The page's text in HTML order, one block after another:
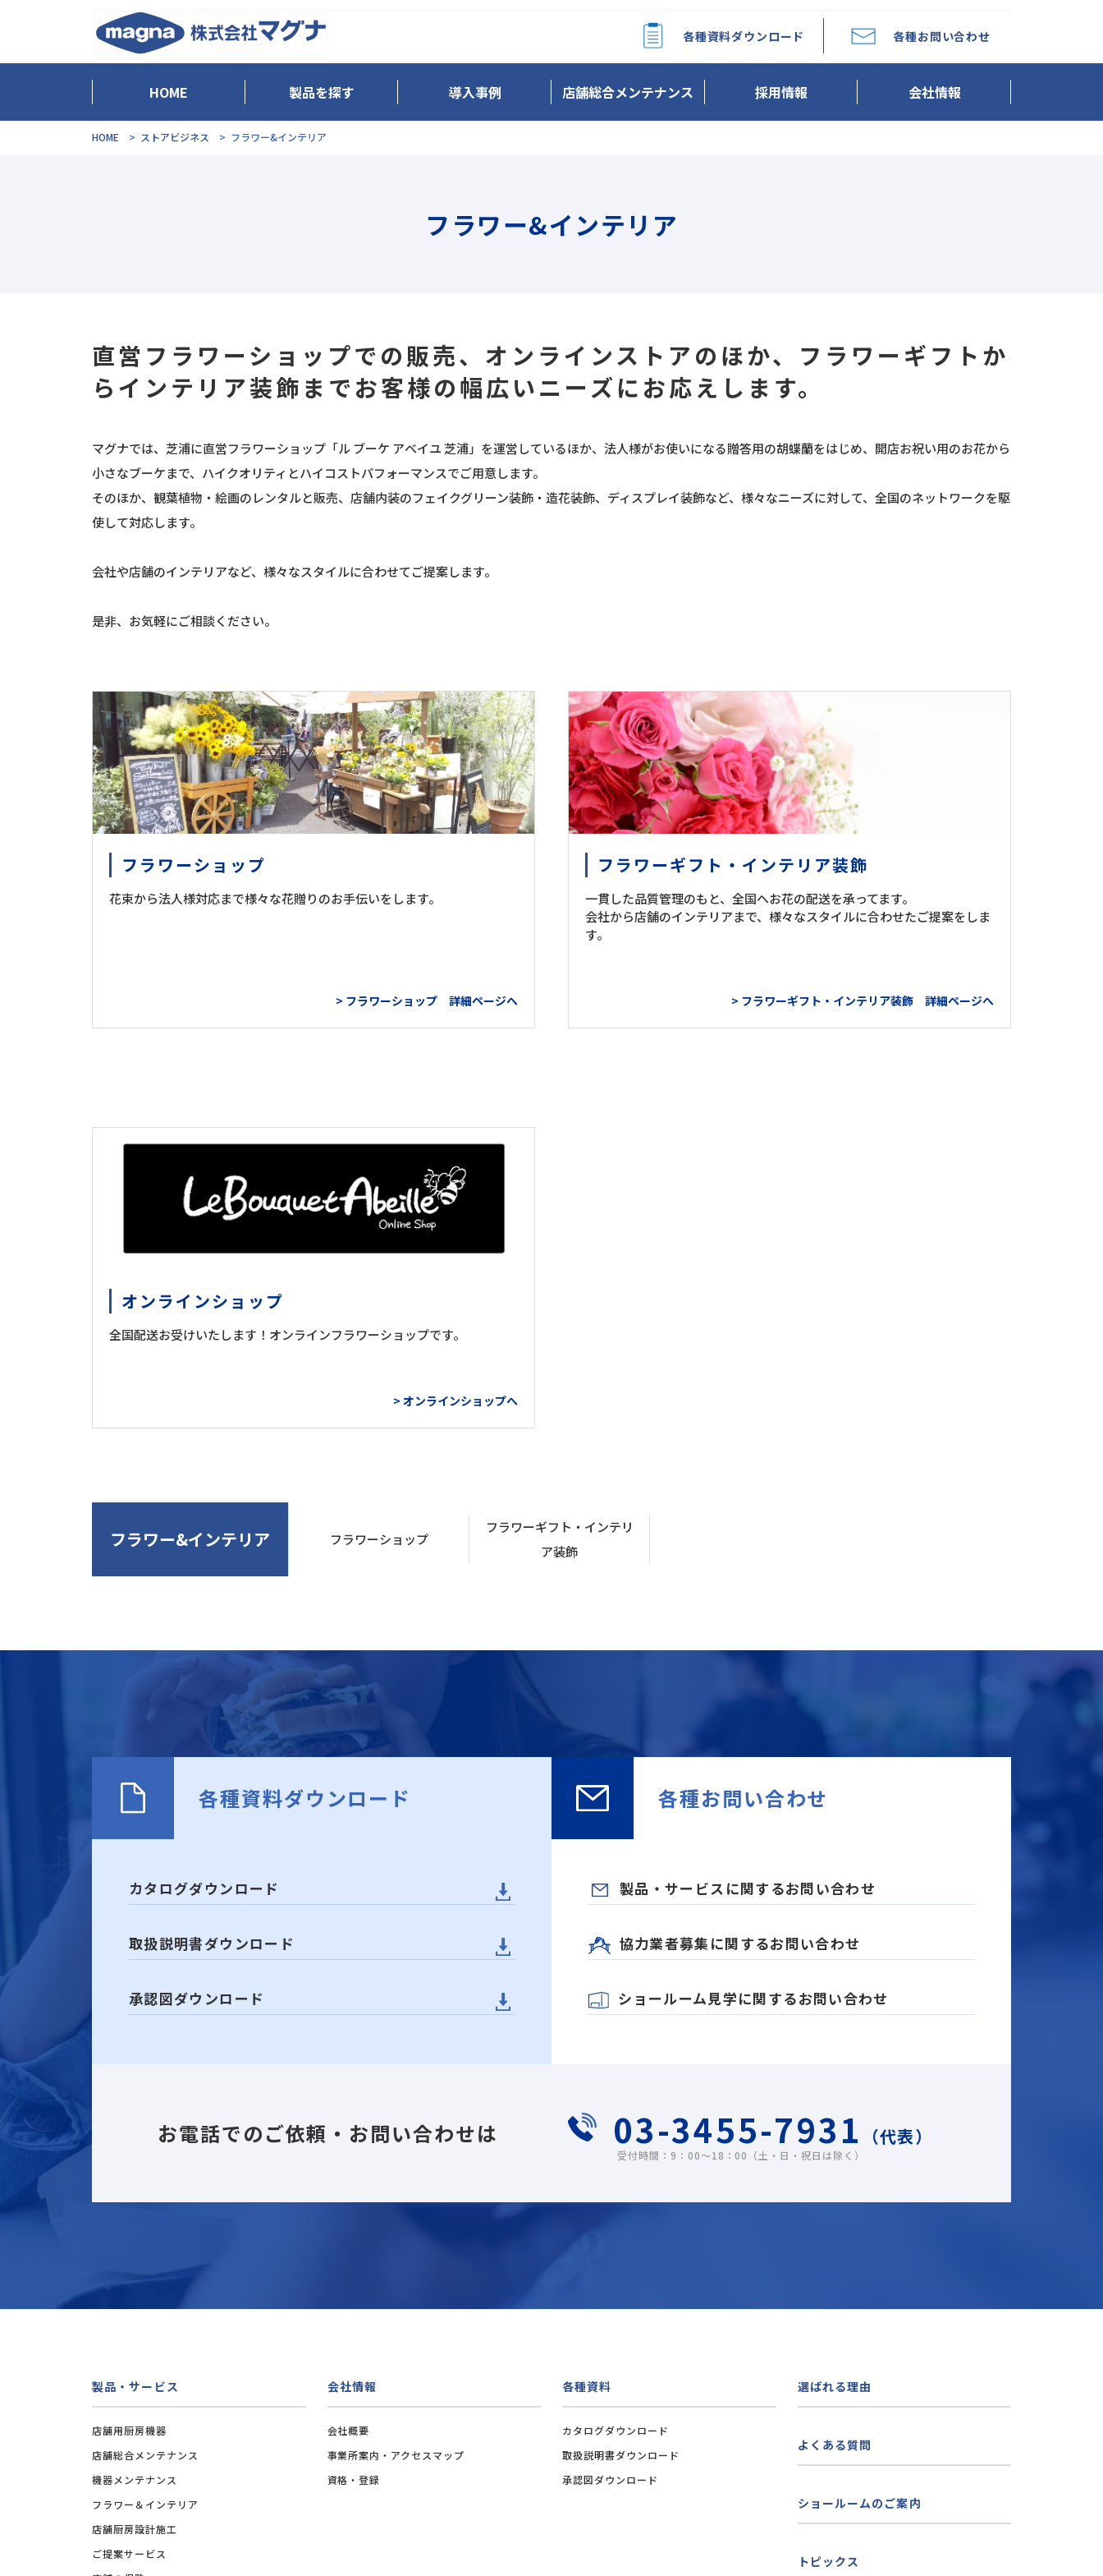
HOME 製品を探す 導入事例 店舗総合メンテナンス 採用情報 会社情報
各種資料ダウンロード 各種お問い合わせ
HOME ストアビジネス フラワー&インテリア
フラワー&インテリア
直営フラワーショップでの販売、オンラインストアのほか、フラワーギフトか
らインテリア装飾までお客様の幅広いニーズにお応えします。
マグナでは、芝浦に直営フラワーショップ「ル ブーケ アベイユ 芝浦」を運営しているほか、法人様がお使いになる贈答用の胡蝶蘭をはじめ、開店お祝い用のお花から
小さなブーケまで、ハイクオリティとハイコストパフォーマンスでご用意します。
そのほか、観葉植物・絵画のレンタルと販売、店舗内装のフェイクグリーン装飾・造花装飾、ディスプレイ装飾など、様々なニーズに対して、全国のネットワークを駆
使して対応します。
会社や店舗のインテリアなど、様々なスタイルに合わせてご提案します。
是非、お気軽にご相談ください。
フラワーショップ
花束から法人様対応まで様々な花贈りのお手伝いをします。
> フラワーショップ 詳細ページへ
フラワーギフト・インテリア装飾
一貫した品質管理のもと、全国へお花の配送を承ってます。
会社から店舗のインテリアまで、様々なスタイルに合わせたご提案をしま
す。
> フラワーギフト・インテリア装飾 詳細ページへ
オンラインショップ
全国配送お受けいたします！オンラインフラワーショップです。
> オンラインショップへ
フラワー&インテリア フラワーショップ
フラワーギフト・インテリ
ア装飾
各種資料ダウンロード
カタログダウンロード
取扱説明書ダウンロード
承認図ダウンロード
各種お問い合わせ
製品・サービスに関するお問い合わせ
協力業者募集に関するお問い合わせ
ショールーム見学に関するお問い合わせ
お電話でのご依頼・お問い合わせは 03-3455-7931 （代表）
受付時間：9：00～18：00（土・日・祝日は除く）
製品・サービス
店舗用厨房機器
店舗総合メンテナンス
機器メンテナンス
フラワー＆インテリア
店舗厨房設計施工
ご提案サービス
会社情報
会社概要
事業所案内・アクセスマップ
資格・登録
各種資料
カタログダウンロード
取扱説明書ダウンロード
承認図ダウンロード
選ばれる理由
よくある質問
ショールームのご案内
トピックス